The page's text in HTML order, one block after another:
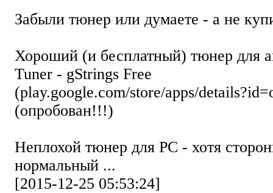
Забыли тюнер или думаете - а не
Хороший (и бесплатный) тюнер для
Tuner - gStrings Free
(play.google.com/store/apps/
(опробован!!!)
Неплохой тюнер для РС - хотя
нормальный ...
[2015-12-25 05:53:24]